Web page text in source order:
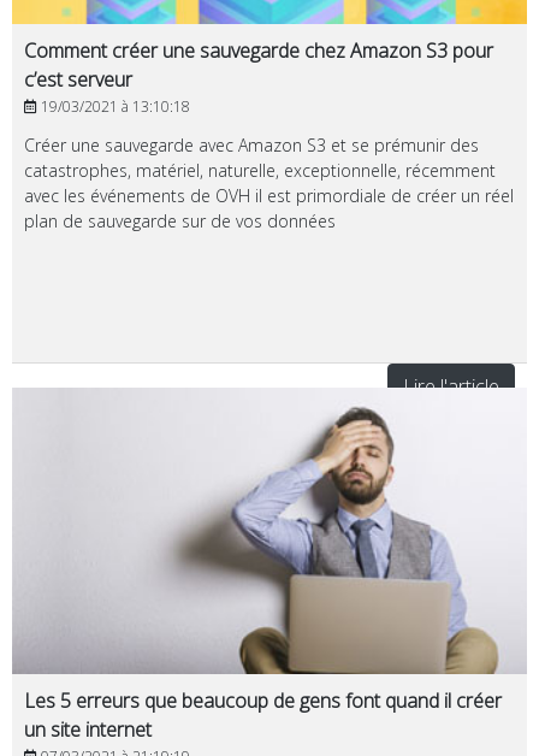
Comment créer une sauvegarde chez Amazon S3 pour
c’est serveur
19/03/2021 à 13:10:18
Créer une sauvegarde avec Amazon S3 et se prémunir des
catastrophes, matériel, naturelle, exceptionnelle, récemment
avec les événements de OVH il est primordiale de créer un réel
plan de sauvegarde sur de vos données
Lire l'article
Les 5 erreurs que beaucoup de gens font quand il créer
un site internet